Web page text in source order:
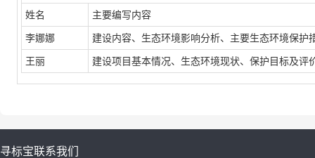
姓名 主要编写内容
李娜娜 建设内容、生态环境影响分析、主要生态环境保护
王丽 建设项目基本情况、生态环境现状、保护目标及评
寻标宝联系我们